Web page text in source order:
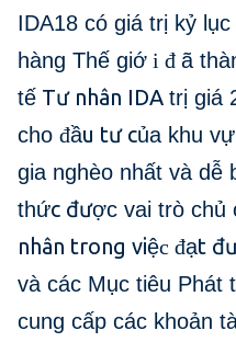
IDA18 có giá trị kỷ
hàng Thế giớ i đ ã
tế Tư nhân IDA trị giá
cho đầu tư của khu vự
gia nghèo nhất và dễ
thức được vai trò chủ
nhân trong việc đạt
và các Mục tiêu Phát
cung cấp các khoản